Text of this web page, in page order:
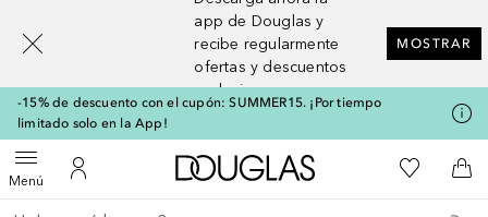
app de Douglas y
recibe regularmente
ofertas y descuentos
exclusivos
MOSTRAR
-15% de descuento con el cupón: SUMMER15. ¡Por tiempo
limitado solo en la App!
MenúAbrir menúMi cuenta
A Douglas HomeMi lista de
A
Regresar
Ejecutar búsqueda
[navigation.slideout.screenreader]